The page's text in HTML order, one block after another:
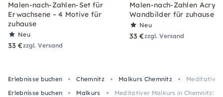
Malen-nach-Zahlen-Set für
Erwachsene – 4 Motive für
zuhause
Neu
33 €zzgl. Versand
Malen-nach-Zahlen Acryl-
Wandbilder für zuhause
Neu
33 €zzgl. Versand
Erlebnisse buchen Chemnitz Malkurs Chemnitz
Meditativer
Erlebnisse buchen
Malkurs Meditativer Malkurs in Chemnitz: